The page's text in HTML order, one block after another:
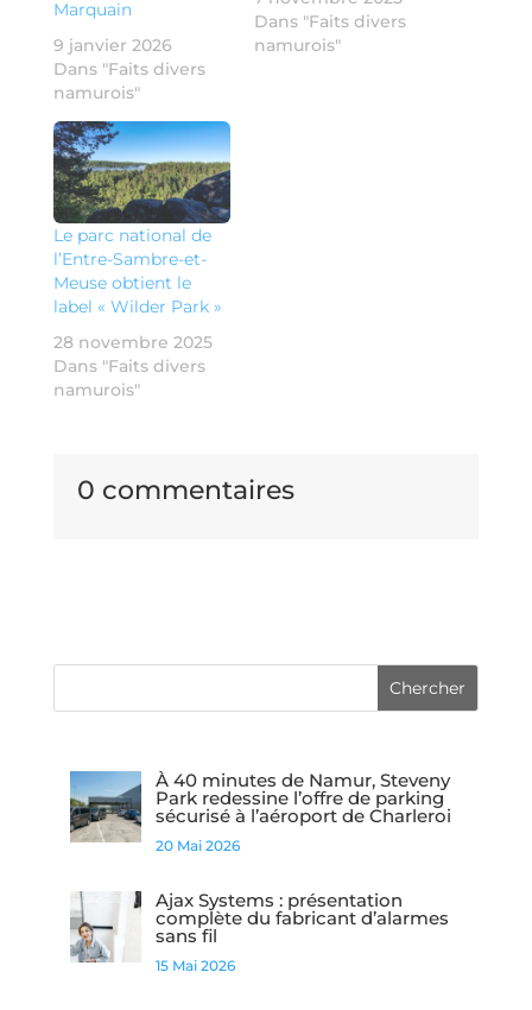
Marquain
9 janvier 2026
Dans "Faits divers
namurois"
Dans "Faits divers
namurois"
Le parc national de
l’Entre-Sambre-et-
Meuse obtient le
label « Wilder Park »
28 novembre 2025
Dans "Faits divers
namurois"
0 commentaires
À 40 minutes de Namur, Steveny
Park redessine l’offre de parking
sécurisé à l’aéroport de Charleroi
20 Mai 2026
Ajax Systems : présentation
complète du fabricant d’alarmes
sans fil
15 Mai 2026